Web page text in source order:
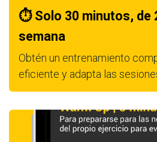
⏱️ Solo 30 minutos, de
semana
Obtén un entrenamiento
eficiente y adapta las